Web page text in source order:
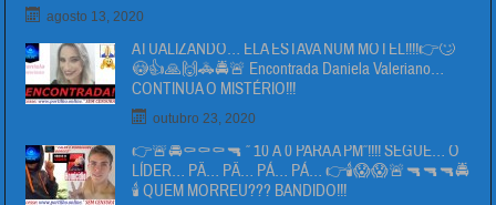
agosto 13, 2020
ATUALIZANDO… ELA ESTAVA NUM MOTEL!!!!👉🙄
😳👍🙏🙌🚓🚔🚨 Encontrada Daniela Valeriano…
CONTINUA O MISTÉRIO!!!
outubro 23, 2020
👉🚨🚔⚰⚰⚰🔫 ” 10 Á 0 PARA A PM”!!!! SEGUE… O
LÍDER… PÄ… PÄ… PÁ… PÁ… 👉🕯😱😱🚨🔫🔫🔫🚔
🕯 QUEM MORREU??? BANDIDO!!!